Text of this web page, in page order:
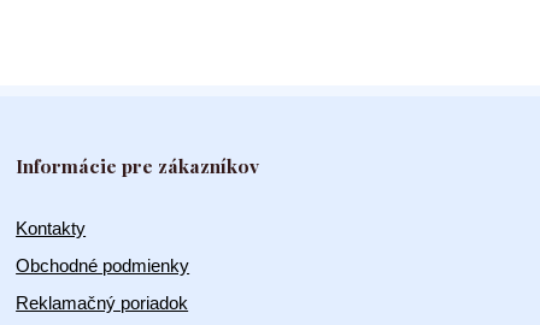
Informácie pre zákazníkov
Kontakty
Obchodné podmienky
Reklamačný poriadok